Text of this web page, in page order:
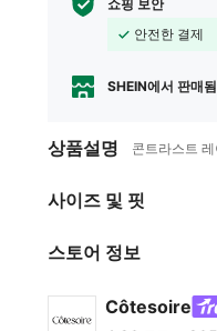
쇼핑 보안
안전한 결제
SHEIN에서 판매됨
상품설명 콘트라스트
사이즈 및 핏
스토어 정보
Côtesoire
4.90
4.90
4.90 805